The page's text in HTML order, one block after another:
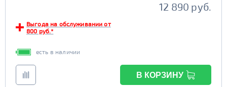
12 890 руб.
Выгода на обслуживании от
800 руб.*
есть в наличии
В КОРЗИНУ